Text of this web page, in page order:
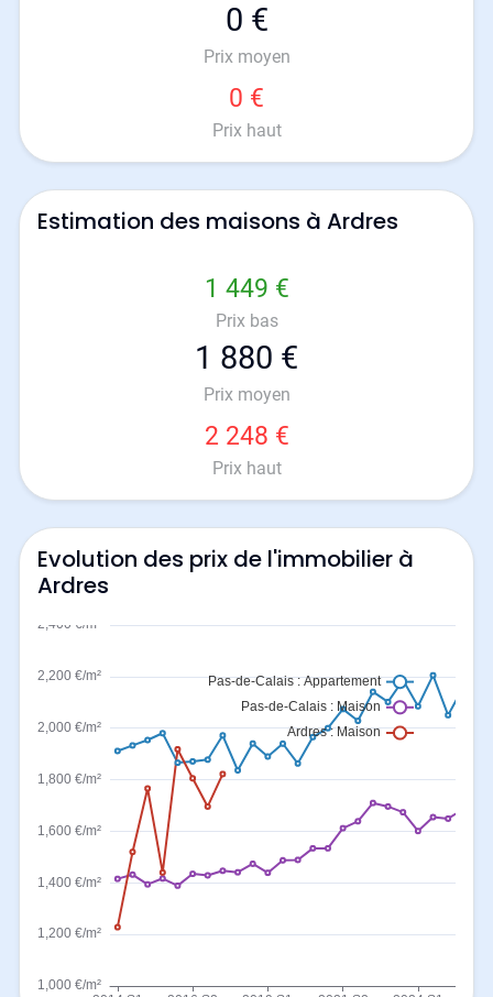
0 €
Prix moyen
0 €
Prix haut
Estimation des maisons à Ardres
1 449 €
Prix bas
1 880 €
Prix moyen
2 248 €
Prix haut
Evolution des prix de l'immobilier à
Ardres